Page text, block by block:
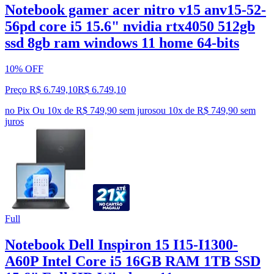
Notebook gamer acer nitro v15 anv15-52-
56pd core i5 15.6" nvidia rtx4050 512gb
ssd 8gb ram windows 11 home 64-bits
10% OFF
Preço R$ 6.749,10R$ 6.749,10
no Pix Ou 10x de R$ 749,90 sem jurosou 10x de R$ 749,90 sem
juros
Full
Notebook Dell Inspiron 15 I15-I1300-
A60P Intel Core i5 16GB RAM 1TB SSD